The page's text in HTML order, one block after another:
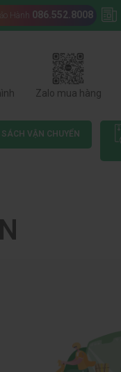
Hành 086.552.8008
Zalo mua hàng
VẬN CHUYỂN